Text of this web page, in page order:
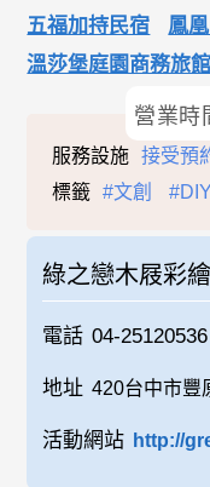
五福加持民宿 鳳
溫莎堡庭園商務旅館
營業時
服務設施
接受預
標籤
#文創 #DIY
綠之戀木屐彩
電話 04-25120536
地址 420台中市豐
活動網站 http://